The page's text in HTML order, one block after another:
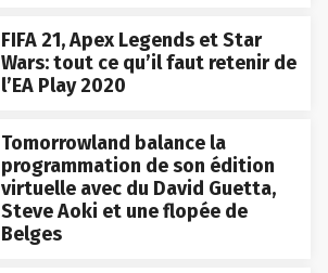
FIFA 21, Apex Legends et Star
Wars: tout ce qu’il faut retenir de
l’EA Play 2020
Tomorrowland balance la
programmation de son édition
virtuelle avec du David Guetta,
Steve Aoki et une flopée de
Belges